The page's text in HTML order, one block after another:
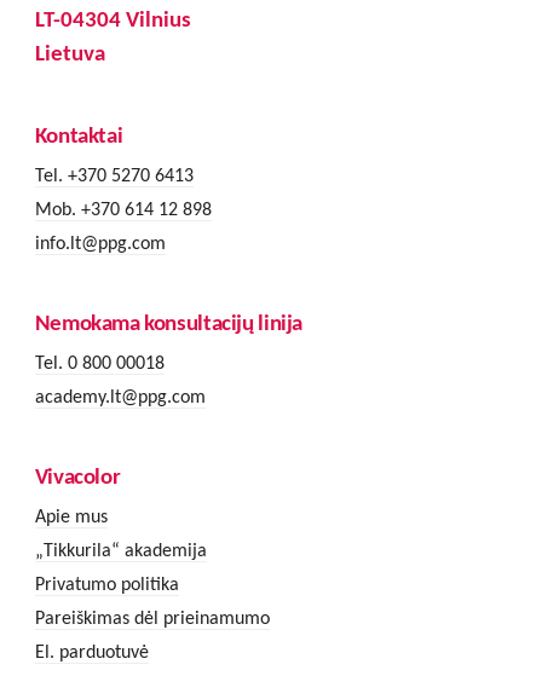
LT-04304 Vilnius
Lietuva
Kontaktai
Tel. +370 5270 6413
Mob. +370 614 12 898
info.lt@ppg.com
Nemokama konsultacijų linija
Tel. 0 800 00018
academy.lt@ppg.com
Vivacolor
Apie mus
„Tikkurila“ akademija
Privatumo politika
Pareiškimas dėl prieinamumo
El. parduotuvė